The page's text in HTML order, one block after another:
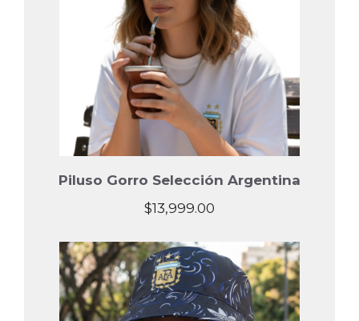
Piluso Gorro Selección Argentina
$13,999.00